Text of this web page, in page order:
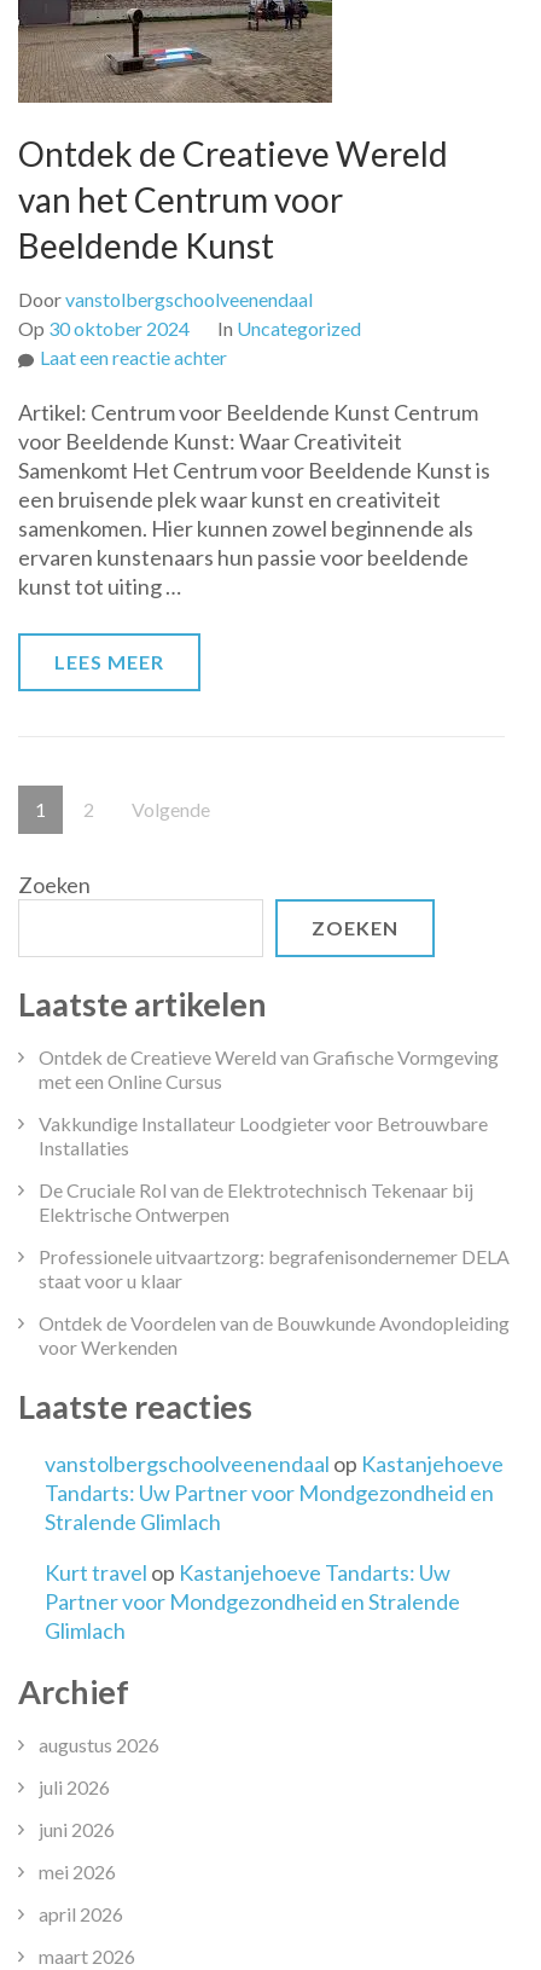
Ontdek de Creatieve Wereld
van het Centrum voor
Beeldende Kunst
Doorvanstolbergschoolveenendaal
Op 30 oktober 2024 In Uncategorized
Laat een reactie achterop
de
Creatieve
Wereld
van
het
Centrum
Artikel: Centrum voor Beeldende Kunst Centrum
voor Beeldende Kunst: Waar Creativiteit
Samenkomt Het Centrum voor Beeldende Kunst is
een bruisende plek waar kunst en creativiteit
samenkomen. Hier kunnen zowel beginnende als
ervaren kunstenaars hun passie voor beeldende
kunst tot uiting …
LEES MEER
Berichten
paginering
Pagina
1 Pagina
2 Volgende
Zoeken
ZOEKEN
Laatste artikelen
Ontdek de Creatieve Wereld van Grafische Vormgeving
met een Online Cursus
Vakkundige Installateur Loodgieter voor Betrouwbare
Installaties
De Cruciale Rol van de Elektrotechnisch Tekenaar bij
Elektrische Ontwerpen
Professionele uitvaartzorg: begrafenisondernemer DELA
staat voor u klaar
Ontdek de Voordelen van de Bouwkunde Avondopleiding
voor Werkenden
Laatste reacties
vanstolbergschoolveenendaal op Kastanjehoeve
Tandarts: Uw Partner voor Mondgezondheid en
Stralende Glimlach
Kurt travel op Kastanjehoeve Tandarts: Uw
Partner voor Mondgezondheid en Stralende
Glimlach
Archief
augustus 2026
juli 2026
juni 2026
mei 2026
april 2026
maart 2026